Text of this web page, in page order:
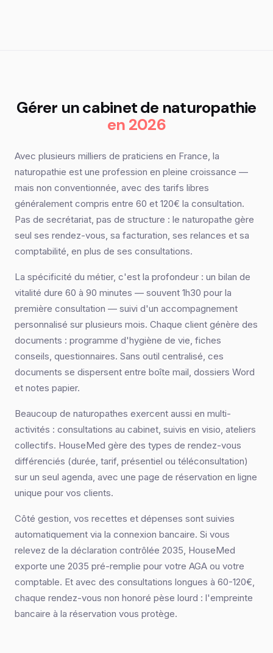
Gérer un cabinet de naturopathie
en 2026
Avec plusieurs milliers de praticiens en France, la
naturopathie est une profession en pleine croissance —
mais non conventionnée, avec des tarifs libres
généralement compris entre 60 et 120€ la consultation.
Pas de secrétariat, pas de structure : le naturopathe gère
seul ses rendez-vous, sa facturation, ses relances et sa
comptabilité, en plus de ses consultations.
La spécificité du métier, c'est la profondeur : un bilan de
vitalité dure 60 à 90 minutes — souvent 1h30 pour la
première consultation — suivi d'un accompagnement
personnalisé sur plusieurs mois. Chaque client génère des
documents : programme d'hygiène de vie, fiches
conseils, questionnaires. Sans outil centralisé, ces
documents se dispersent entre boîte mail, dossiers Word
et notes papier.
Beaucoup de naturopathes exercent aussi en multi-
activités : consultations au cabinet, suivis en visio, ateliers
collectifs. HouseMed gère des types de rendez-vous
différenciés (durée, tarif, présentiel ou téléconsultation)
sur un seul agenda, avec une page de réservation en ligne
unique pour vos clients.
Côté gestion, vos recettes et dépenses sont suivies
automatiquement via la connexion bancaire. Si vous
relevez de la déclaration contrôlée 2035, HouseMed
exporte une 2035 pré-remplie pour votre AGA ou votre
comptable. Et avec des consultations longues à 60-120€,
chaque rendez-vous non honoré pèse lourd : l'empreinte
bancaire à la réservation vous protège.